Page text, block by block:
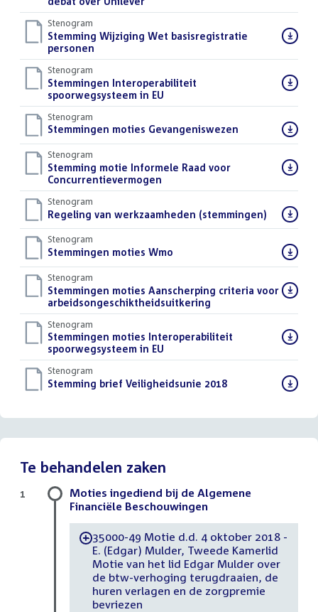
Stenogram
Download
bestand:
Stemming Wijziging Wet basisregistratie
personen
Stenogram
Download
bestand:
Stemmingen Interoperabiliteit
spoorwegsysteem in EU
Stenogram
Download
bestand:
Stemmingen moties Gevangeniswezen
Stenogram
Download
bestand:
Stemming motie Informele Raad voor
Concurrentievermogen
Stenogram
Download
bestand:
Regeling van werkzaamheden (stemmingen)
Stenogram
Download
bestand:
Stemmingen moties Wmo
Stenogram
Download
bestand:
Stemmingen moties Aanscherping criteria voor
arbeidsongeschiktheidsuitkering
Stenogram
Download
bestand:
Stemmingen moties Interoperabiliteit
spoorwegsysteem in EU
Stenogram
Download
Stemming brief Veiligheidsunie 2018()
Te behandelen zaken
Moties ingediend bij de Algemene
Financiële Beschouwingen
-35000-49 Motie d.d. 4 oktober 2018 -
E. (Edgar) Mulder, Tweede Kamerlid
Motie van het lid Edgar Mulder over
de btw-verhoging terugdraaien, de
huren verlagen en de zorgpremie
bevriezen
1